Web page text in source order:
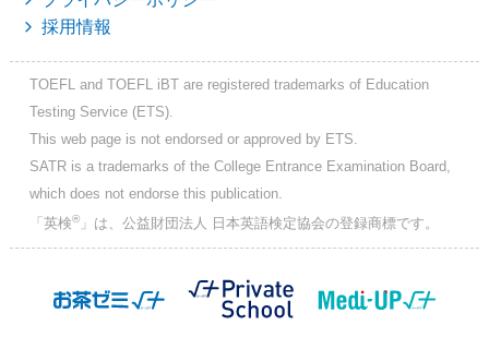
採用情報
TOEFL and TOEFL iBT are registered trademarks of Education
Testing Service (ETS).
This web page is not endorsed or approved by ETS.
SATR is a trademarks of the College Entrance Examination Board,
which does not endorse this publication.
「英検®」は、公益財団法人 日本英語検定協会の登録商標です。